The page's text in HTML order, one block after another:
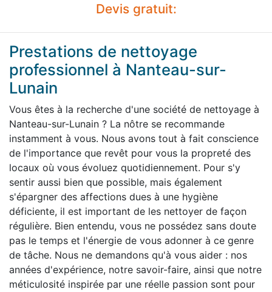
Devis gratuit:
Prestations de nettoyage
professionnel à Nanteau-sur-
Lunain
Vous êtes à la recherche d'une société de nettoyage à
Nanteau-sur-Lunain ? La nôtre se recommande
instamment à vous. Nous avons tout à fait conscience
de l'importance que revêt pour vous la propreté des
locaux où vous évoluez quotidiennement. Pour s'y
sentir aussi bien que possible, mais également
s'épargner des affections dues à une hygiène
déficiente, il est important de les nettoyer de façon
régulière. Bien entendu, vous ne possédez sans doute
pas le temps et l'énergie de vous adonner à ce genre
de tâche. Nous ne demandons qu'à vous aider : nos
années d'expérience, notre savoir-faire, ainsi que notre
méticulosité inspirée par une réelle passion sont pour